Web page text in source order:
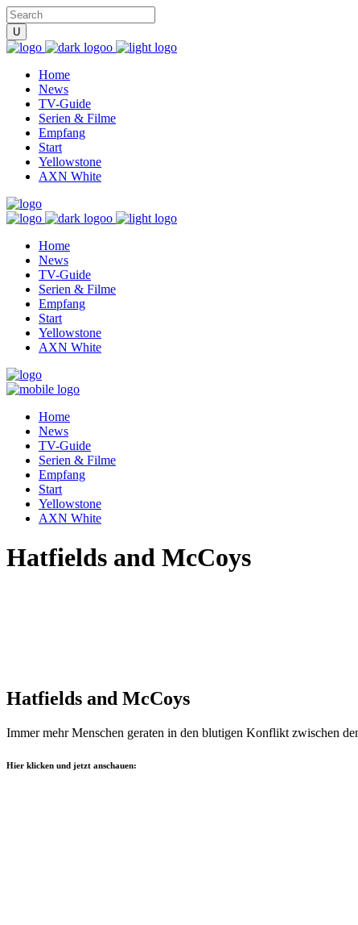
Home
News
TV-Guide
Serien & Filme
Empfang
Start
Yellowstone
AXN White
Home
News
TV-Guide
Serien & Filme
Empfang
Start
Yellowstone
AXN White
Home
News
TV-Guide
Serien & Filme
Empfang
Start
Yellowstone
AXN White
Hatfields and McCoys
Hatfields and McCoys
Immer mehr Menschen geraten in den blutigen Konflikt zwischen
Hier klicken und jetzt anschauen: